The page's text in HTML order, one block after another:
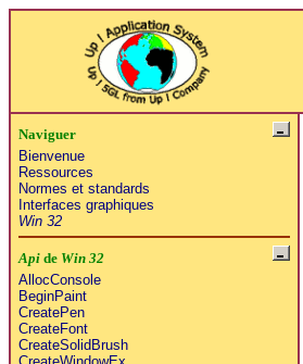
Naviguer
Bienvenue
Ressources
Normes et standards
Interfaces graphiques
Win 32
Apide Win 32
AllocConsole
BeginPaint
CreatePen
CreateFont
CreateSolidBrush